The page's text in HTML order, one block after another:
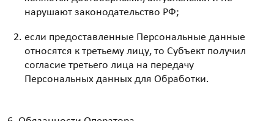
нарушают законодательство РФ;
если предоставленные Персональные данные
относятся к третьему лицу, то Субъект получил
согласие третьего лица на передачу
Персональных данных для Обработки.